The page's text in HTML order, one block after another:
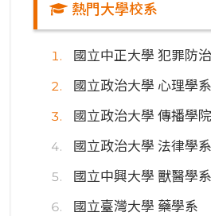
熱門大學校系
國立中正大學 犯罪防
國立政治大學 心理學系
國立政治大學 傳播學
國立政治大學 法律學系
國立中興大學 獸醫學系
國立臺灣大學 藥學系